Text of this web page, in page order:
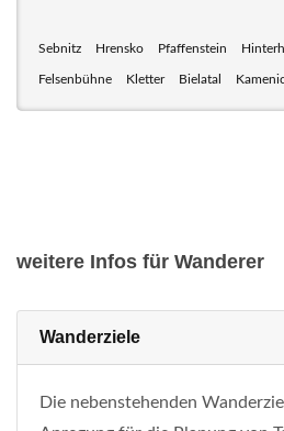
Sebnitz Hrensko Pfaffenstein
Felsenbühne Kletter Bielatal
weitere Infos für Wanderer
Wanderziele
Die nebenstehenden